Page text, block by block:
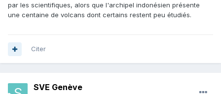
par les scientifiques, alors que l'archipel indonésien présente
une centaine de volcans dont certains restent peu étudiés.
Citer
SVE Genève